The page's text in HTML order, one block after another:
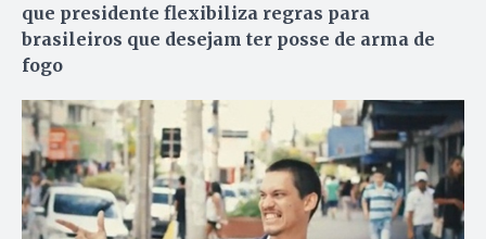
que presidente flexibiliza regras para
brasileiros que desejam ter posse de arma de
fogo